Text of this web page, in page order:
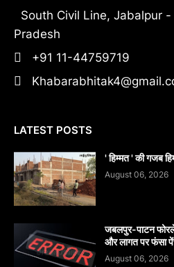
South Civil Line, Jabalpur
Pradesh
+91 11-44759719
LATEST POSTS
' हिम्मत ' की गजब
August 06, 2026
जबलपुर-पाटन
और लागत पर फंसा
August 06, 2026